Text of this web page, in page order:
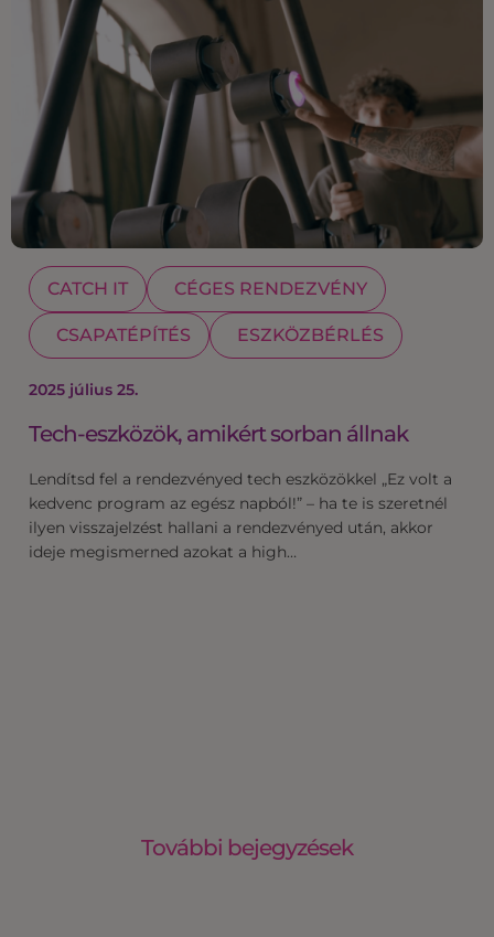
CATCH IT CÉGES RENDEZVÉNY
CSAPATÉPÍTÉS ESZKÖZBÉRLÉS
2025 július 25.
Tech-eszközök, amikért sorban állnak
Lendítsd fel a rendezvényed tech eszközökkel „Ez volt a
kedvenc program az egész napból!” – ha te is szeretnél
ilyen visszajelzést hallani a rendezvényed után, akkor
ideje megismerned azokat a high…
További bejegyzések